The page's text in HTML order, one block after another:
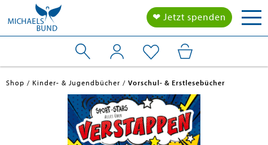
❤ Jetzt spenden
Shop Kinder- & Jugendbücher Vorschul- & Erstlesebücher